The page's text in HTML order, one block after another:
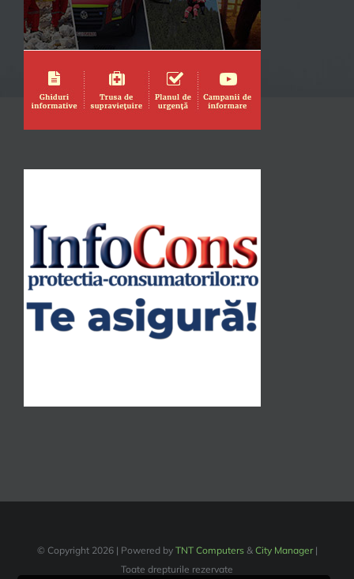
© Copyright 2026 | Powered by TNT Computers& City Manager|
Toate drepturile rezervate